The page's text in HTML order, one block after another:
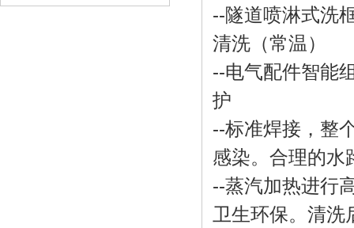
--隧道喷淋式洗
清洗（常温）
--电气配件智能
护
--标准焊接，整
感染。合理的水
--蒸汽加热进行
卫生环保。清洗